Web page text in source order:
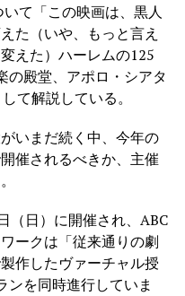
て「この映画は、黒人
た（いや、もっと言え
えた）ハーレムの125
の殿堂、アポロ・シアタ
て解説している。
いまだ続く中、今年の
催されるべきか、主催
（日）に開催され、ABC
ークは「従来通りの劇
作したヴァーチャル授
ンを同時進行していま